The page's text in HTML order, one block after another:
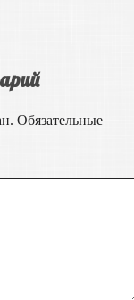
Обязательные